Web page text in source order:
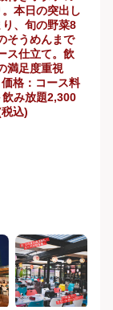
本日の突出し
、旬の野菜8
そうめんまで
ス仕立て。飲
満足度重視
格：コース料
み放題2,300
込)